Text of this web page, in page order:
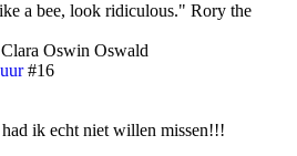
a bee, look ridiculous." Rory the
Oswin Oswald
#16
ik echt niet willen missen!!!